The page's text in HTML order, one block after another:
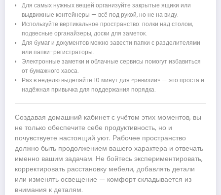
Для самых нужных вещей организуйте закрытые ящики или
выдвижные контейнеры — всё под рукой, но не на виду.
Используйте вертикальное пространство: полки над столом,
подвесные органайзеры, доски для заметок.
Для бумаг и документов можно завести папки с разделителями
или папки-регистраторы.
Электронные заметки и облачные сервисы помогут избавиться
от бумажного хаоса.
Раз в неделю выделяйте 10 минут для «ревизии» — это проста и
надёжная привычка для поддержания порядка.
Создавая домашний кабинет с учётом этих моментов, вы
не только обеспечите себе продуктивность, но и
почувствуете настоящий уют. Рабочее пространство
должно быть продолжением вашего характера и отвечать
именно вашим задачам. Не бойтесь экспериментировать,
корректировать расстановку мебели, добавлять детали
или изменять освещение — комфорт складывается из
внимания к деталям.